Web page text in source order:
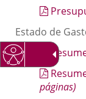
Estado de
páginas)